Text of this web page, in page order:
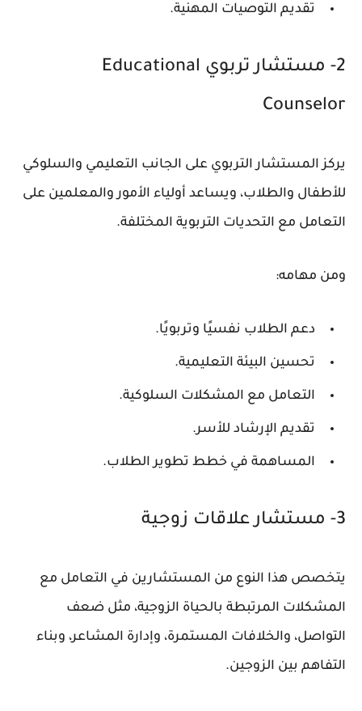
تقديم التوصيات المهنية.
2- مستشار تربوي Educational
Counselor
يركز المستشار التربوي على الجانب التعليمي والسلوكي
للأطفال والطلاب، ويساعد أولياء الأمور والمعلمين على
التعامل مع التحديات التربوية المختلفة.
ومن مهامه:
دعم الطلاب نفسيًا وتربويًا.
تحسين البيئة التعليمية.
التعامل مع المشكلات السلوكية.
تقديم الإرشاد للأسر.
المساهمة في خطط تطوير الطلاب.
3- مستشار علاقات زوجية
يتخصص هذا النوع من المستشارين في التعامل مع
المشكلات المرتبطة بالحياة الزوجية، مثل ضعف
التواصل، والخلافات المستمرة، وإدارة المشاعر، وبناء
التفاهم بين الزوجين.